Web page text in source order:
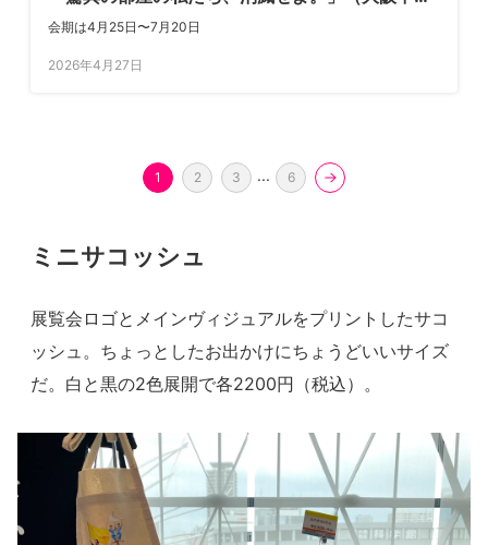
島美術館）が開幕。“過剰性”の果てに見出した“消
会期は4月25日〜7月20日
2026年4月27日
1 2 3 ... 6
ミニサコッシュ
展覧会ロゴとメインヴィジュアルをプリントしたサコ
ッシュ。ちょっとしたお出かけにちょうどいいサイズ
だ。白と黒の2色展開で各2200円（税込）。